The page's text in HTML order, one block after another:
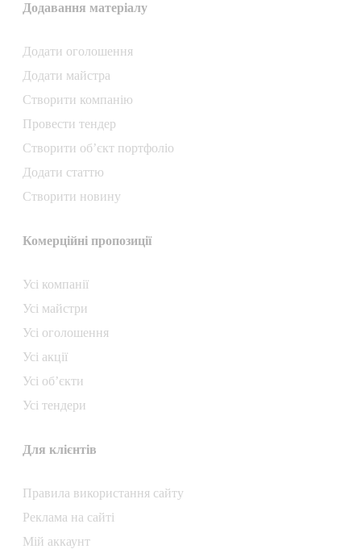
Додавання матеріалу
Додати oголошення
Додати майстра
Створити компанiю
Провести тендер
Створити об’єкт портфоліо
Додати статтю
Створити новину
Комерційні пропозиції
Усі компанії
Усі майстри
Усі оголошення
Усі акції
Усі об’єкти
Усі тендери
Для клієнтів
Правила використання сайту
Реклама на сайті
Мій аккаунт